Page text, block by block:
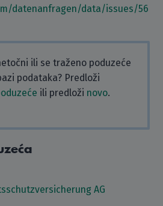
datenanfragen/data/issues/56
ili se traženo poduzeće
podataka? Predloži
ili predloži novo.
AG